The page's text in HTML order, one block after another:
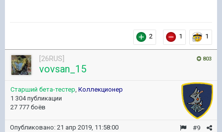
2 1 1
803
[26RUS]
vovsan_15
Старший бета-тестер, Коллекционер
1 304 публикации
27 777 боёв
#9
Опубликовано: 21 апр 2019, 11:58:00